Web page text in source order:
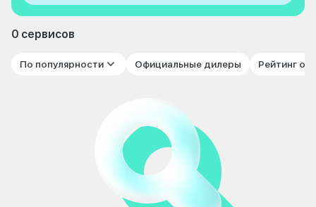
0 сервисов
По популярности Официальные дилеры Рейтинг